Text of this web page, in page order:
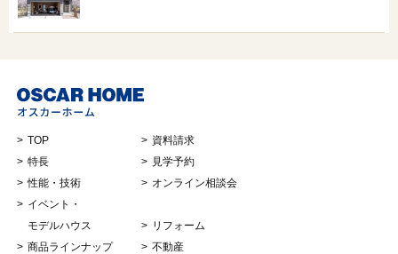
TOP
特長
性能・技術
イベント・
モデルハウス
商品ラインナップ
資料請求
見学予約
オンライン相談会
リフォーム
不動産